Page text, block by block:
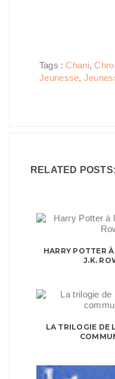
Tags :Chani,
Jeunesse,
RELATED POSTS:
HARRY POTTER
J.K.
LA TRILOGIE DE